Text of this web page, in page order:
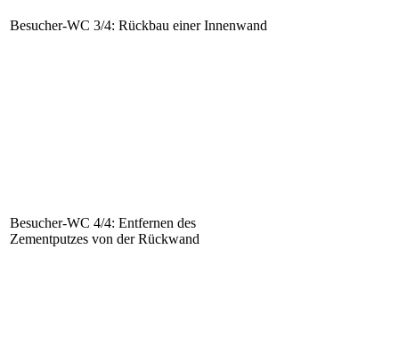
Besucher-WC 3/4: Rückbau einer Innenwand
Besucher-WC 4/4: Entfernen des
Zementputzes von der Rückwand